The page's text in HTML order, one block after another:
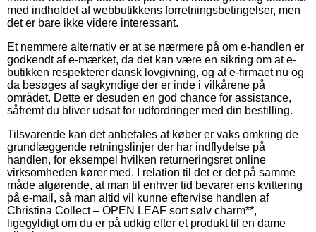
med indholdet af webbutikkens forretningsbetingelser, men
det er bare ikke videre interessant.
Et nemmere alternativ er at se nærmere på om e-handlen er
godkendt af e-mærket, da det kan være en sikring om at e-
butikken respekterer dansk lovgivning, og at e-firmaet nu og
da besøges af sagkyndige der er inde i vilkårene på
området. Dette er desuden en god chance for assistance,
såfremt du bliver udsat for udfordringer med din bestilling.
Tilsvarende kan det anbefales at køber er vaks omkring de
grundlæggende retningslinjer der har indflydelse på
handlen, for eksempel hvilken returneringsret online
virksomheden kører med. I relation til det er det på samme
måde afgørende, at man til enhver tid bevarer ens kvittering
på e-mail, så man altid vil kunne eftervise handlen af
Christina Collect – OPEN LEAF sort sølv charm**,
ligegyldigt om du er på udkig efter et produkt til en dame